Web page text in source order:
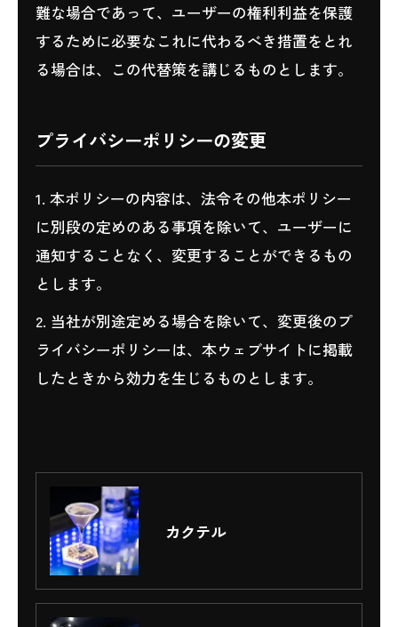
難な場合であって、ユーザーの権利利益を保護
するために必要なこれに代わるべき措置をとれ
る場合は、この代替策を講じるものとします。
プライバシーポリシーの変更
1. 本ポリシーの内容は、法令その他本ポリシー
に別段の定めのある事項を除いて、ユーザーに
通知することなく、変更することができるもの
とします。
2. 当社が別途定める場合を除いて、変更後のプ
ライバシーポリシーは、本ウェブサイトに掲載
したときから効力を生じるものとします。
カクテル